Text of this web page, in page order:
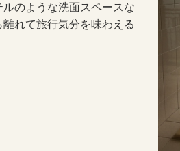
のような洗面スペースな
れて旅行気分を味わえる